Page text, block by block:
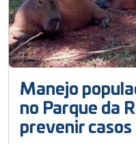
Manejo
no Parque da
prevenir